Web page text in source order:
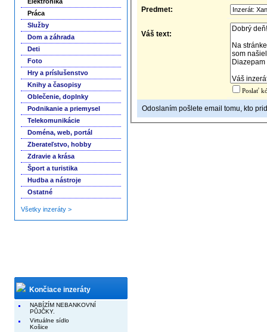
Práca
Služby
Dom a záhrada
Deti
Foto
Hry a príslušenstvo
Knihy a časopisy
Oblečenie, doplnky
Podnikanie a priemysel
Telekomunikácie
Doména, web, portál
Zberateľstvo, hobby
Zdravie a krása
Šport a turistika
Hudba a nástroje
Ostatné
Všetky inzeráty >
Končiace inzeráty
NABÍZÍM NEBANKOVNÍ
PŮJČKY.
Virtuálne sídlo
Košice
Predmet:
Váš text:
Poslať
Odoslaním pošlete email tomu, kto